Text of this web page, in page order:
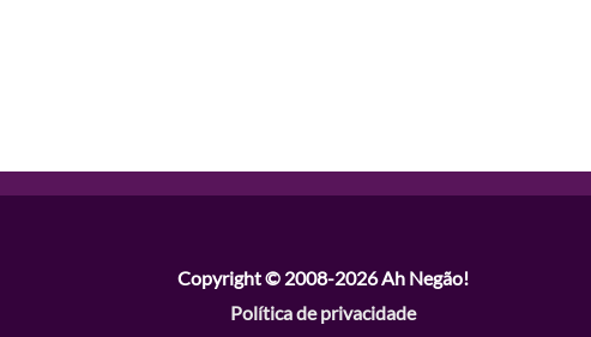
Copyright © 2008-2026Ah Negão!
Política de privacidade